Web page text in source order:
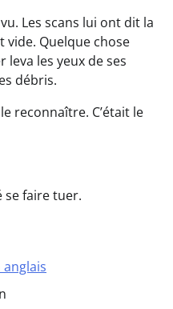
Les scans lui ont dit la
vide. Quelque chose
leva les yeux de ses
débris.
reconnaître. C’était le
se faire tuer.